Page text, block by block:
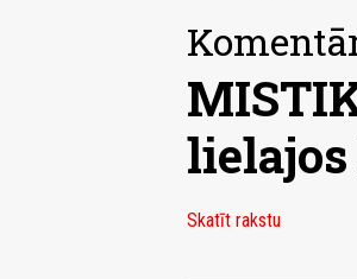
Skatīt rakstu